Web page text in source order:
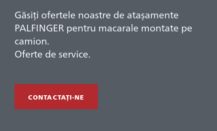
Găsiți ofertele noastre de atașamente
PALFINGER pentru macarale montate pe
camion.
Oferte de service.
CONTACTAȚI-NE